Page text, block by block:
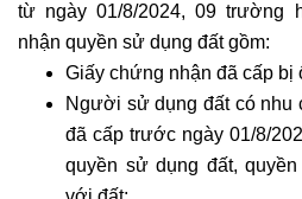
từ ngày 01/8/2024, 09 trường
nhận quyền sử dụng đất gồm:
Giấy chứng nhận đã cấp bị
Người sử dụng đất có nhu
đã cấp trước ngày 01/8/
quyền sử dụng đất,